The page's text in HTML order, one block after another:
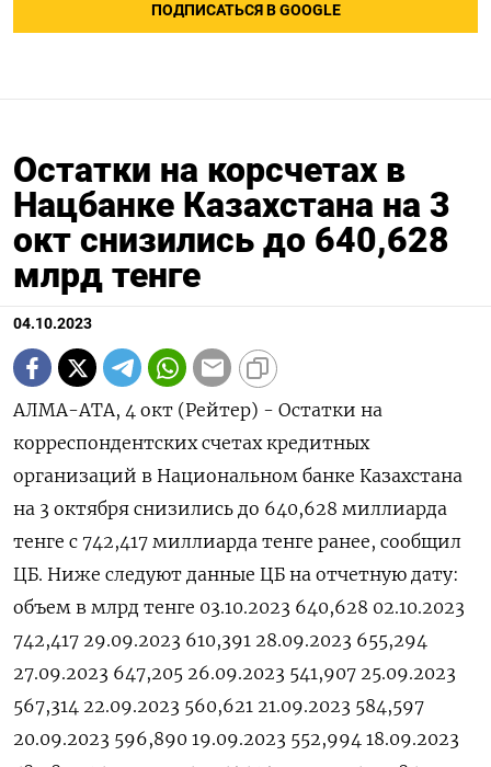
ПОДПИСАТЬСЯ В GOOGLE
Остатки на корсчетах в
Нацбанке Казахстана на 3
окт снизились до 640,628
млрд тенге
04.10.2023
АЛМА-АТА, 4 окт (Рейтер) - Остатки на
корреспондентских счетах кредитных
организаций в Национальном банке Казахстана
на 3 октября снизились до 640,628 миллиарда
тенге с 742,417 миллиарда тенге ранее, сообщил
ЦБ. Ниже следуют данные ЦБ на отчетную дату:
объем в млрд тенге 03.10.2023 640,628 02.10.2023
742,417 29.09.2023 610,391 28.09.2023 655,294
27.09.2023 647,205 26.09.2023 541,907 25.09.2023
567,314 22.09.2023 560,621 21.09.2023 584,597
20.09.2023 596,890 19.09.2023 552,994 18.09.2023